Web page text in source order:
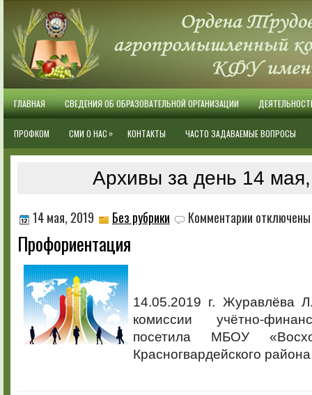
ГЛАВНАЯ СВЕДЕНИЯ ОБ ОБРАЗОВАТЕЛЬНОЙ ОРГАНИЗАЦИИ
ПРОФКОМ СМИ О НАС » КОНТАКТЫ ЧАСТО ЗАДАВАЕМЫЕ ВОПРОСЫ
Архивы за день 14
14 мая, 2019 Без рубрики Комментарии записи
отключены
Профориентация
14.05.2019 г. Журавлёва
комиссии учётно-
посетила МБОУ
Красногвардейского